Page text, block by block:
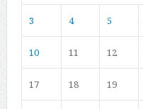
3 4 5
10 11 12
17 18 19